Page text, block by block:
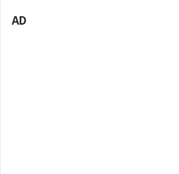
AD